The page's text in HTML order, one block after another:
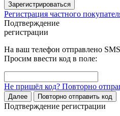
Зарегистрироваться
Регистрация частного
Подтверждение
регистрации
На ваш телефон отправлено
Просим ввести код в поле:
Не пришёл код? Повторно
Далее Повторно отправить код
Подтверждение регистрации